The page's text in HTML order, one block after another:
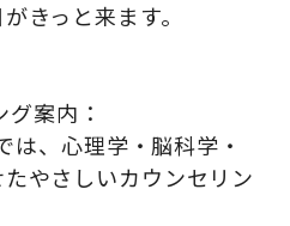
きっと来ます。
案内：
は、心理学・脳科学・
やさしいカウンセリン